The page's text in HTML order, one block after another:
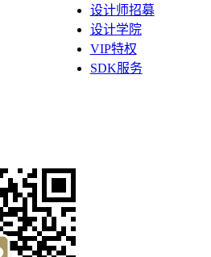
设计师招募
设计学院
VIP特权
SDK服务